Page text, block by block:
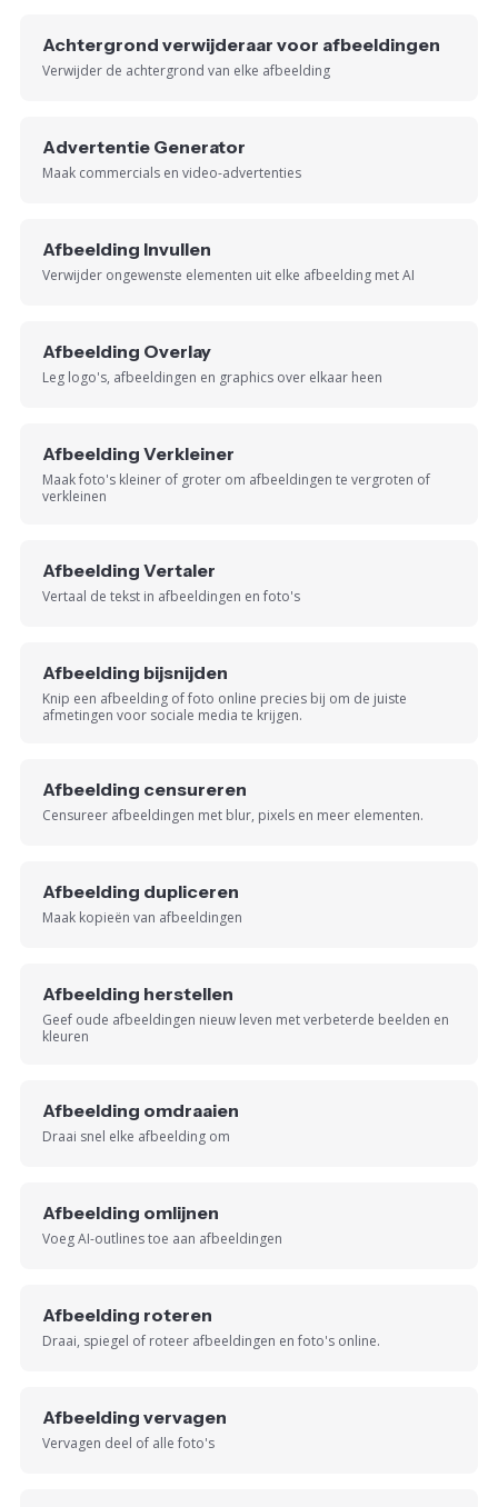
Achtergrond verwijderaar voor afbeeldingen
Verwijder de achtergrond van elke afbeelding
Advertentie Generator
Maak commercials en video-advertenties
Afbeelding Invullen
Verwijder ongewenste elementen uit elke afbeelding met AI
Afbeelding Overlay
Leg logo's, afbeeldingen en graphics over elkaar heen
Afbeelding Verkleiner
Maak foto's kleiner of groter om afbeeldingen te vergroten of
verkleinen
Afbeelding Vertaler
Vertaal de tekst in afbeeldingen en foto's
Afbeelding bijsnijden
Knip een afbeelding of foto online precies bij om de juiste
afmetingen voor sociale media te krijgen.
Afbeelding censureren
Censureer afbeeldingen met blur, pixels en meer elementen.
Afbeelding dupliceren
Maak kopieën van afbeeldingen
Afbeelding herstellen
Geef oude afbeeldingen nieuw leven met verbeterde beelden en
kleuren
Afbeelding omdraaien
Draai snel elke afbeelding om
Afbeelding omlijnen
Voeg AI-outlines toe aan afbeeldingen
Afbeelding roteren
Draai, spiegel of roteer afbeeldingen en foto's online.
Afbeelding vervagen
Vervagen deel of alle foto's